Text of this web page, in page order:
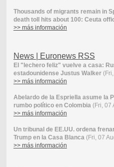
Thousands of migrants remain in
death toll hits about 100: Ceuta
>> más información
News | Euronews RSS
El "lechero feliz" vuelve a casa:
estadounidense Justus Walker(Fri,
>> más información
Abelardo de la Espriella asume la
rumbo político en Colombia(Fri, 07
>> más información
Un tribunal de EE.UU. ordena
Trump en la Casa Blanca(Fri, 07
>> más información